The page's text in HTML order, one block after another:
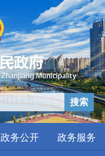
搜索
政务公开
政务服务